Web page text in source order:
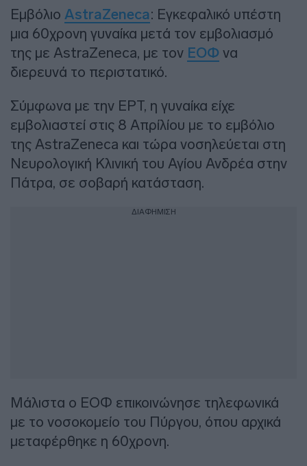
Εμβόλιο AstraZeneca: Εγκεφαλικό υπέστη
μια 60χρονη γυναίκα μετά τον εμβολιασμό
της με AstraZeneca, με τον ΕΟΦ να
διερευνά το περιστατικό.
Σύμφωνα με την ΕΡΤ, η γυναίκα είχε
εμβολιαστεί στις 8 Απρίλίου με το εμβόλιο
της AstraZeneca και τώρα νοσηλεύεται στη
Νευρολογική Κλινική του Αγίου Ανδρέα στην
Πάτρα, σε σοβαρή κατάσταση.
ΔΙΑΦΗΜΙΣΗ
Μάλιστα ο ΕΟΦ επικοινώνησε τηλεφωνικά
με το νοσοκομείο του Πύργου, όπου αρχικά
μεταφέρθηκε η 60χρονη.